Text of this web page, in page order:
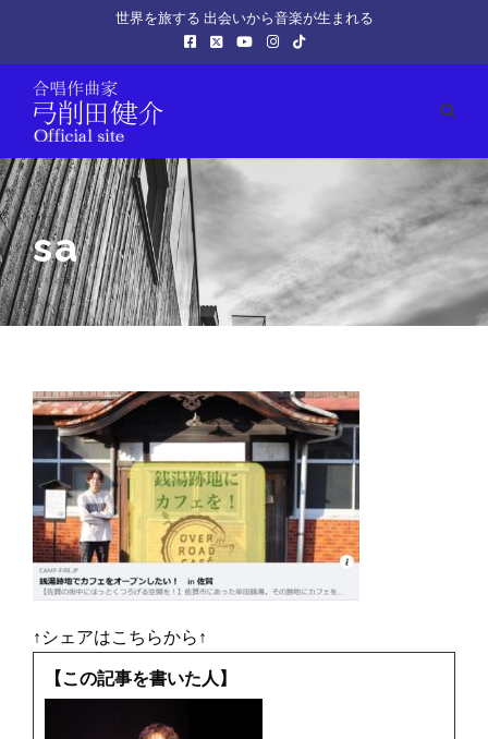
世界を旅する 出会いから音楽が生まれる
sa
↑シェアはこちらから↑
【この記事を書いた人】